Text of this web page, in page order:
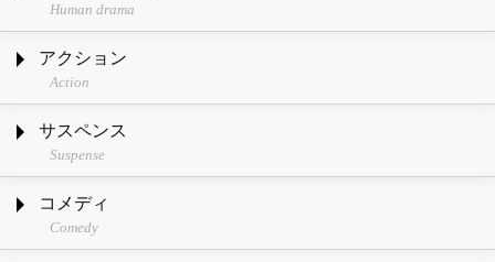
Human drama
アクション
Action
サスペンス
Suspense
コメディ
Comedy